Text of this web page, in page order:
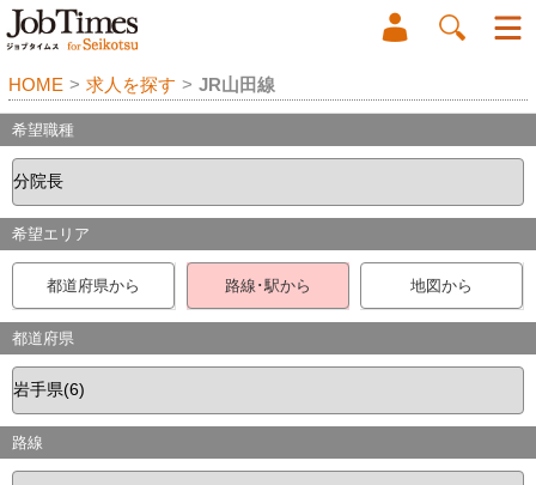
HOME > 求人を探す > JR山田線
希望職種
希望エリア
都道府県から 路線･駅から 地図から
都道府県
路線